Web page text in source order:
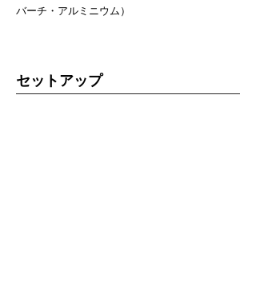
バーチ・アルミニウム）
セットアップ